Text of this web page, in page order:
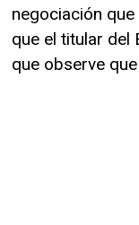
negociación
que el titular del
que observe